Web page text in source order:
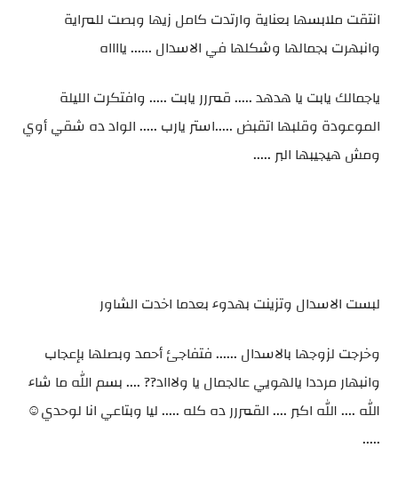
انتقت ملابسها بعناية وارتدت كامل زيها وبصت للمراية
وانبهرت بجمالها وشكلها في الاسدال ...... يااااه
ياجمالك يابت يا هدهد ..... قمررر يابت ..... وافتكرت الليلة
الموعودة وقلبها اتقبض .....استر يارب ..... الواد ده شقي أوي
ومش هيجيبها البر .....
لبست الاسدال وتزينت بهدوء بعدما اخدت الشاور
وخرجت لزوجها بالاسدال ...... فتفاجئ أحمد وبصلها بإعجاب
وانبهار مرددا يالهويي عالجمال يا ولاااد?? .... بسم الله ما شاء
الله .... الله اكبر .... القمررر ده كله ..... ليا وبتاعي انا لوحدي☺️
.....